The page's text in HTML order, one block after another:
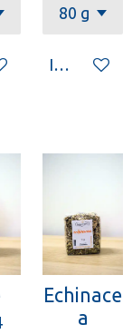
In
Echinace
a